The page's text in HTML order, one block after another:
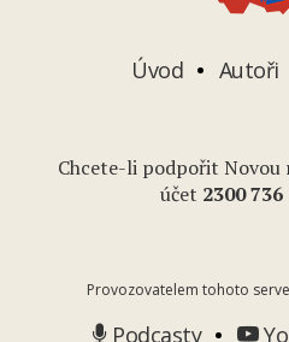
Úvod Autoři
Chcete-li podpořit Novou
účet 2300 736
Provozovatelem tohoto
Podcasty